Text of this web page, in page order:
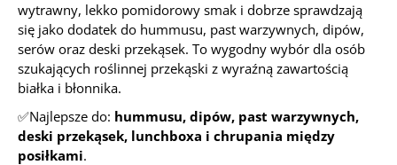
wytrawny, lekko pomidorowy smak i dobrze sprawdzają
się jako dodatek do hummusu, past warzywnych, dipów,
serów oraz deski przekąsek. To wygodny wybór dla osób
szukających roślinnej przekąski z wyraźną zawartością
białka i błonnika.
✅Najlepsze do: hummusu, dipów, past warzywnych,
deski przekąsek, lunchboxa i chrupania między
posiłkami.